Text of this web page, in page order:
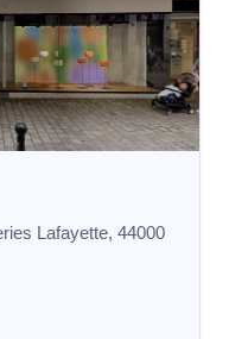
Lafayette, 44000